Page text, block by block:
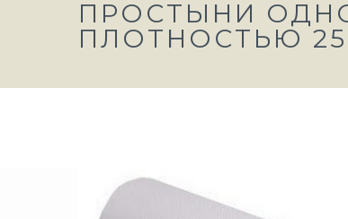
ПРОСТЫНИ
ПЛОТНОСТЬЮ 25